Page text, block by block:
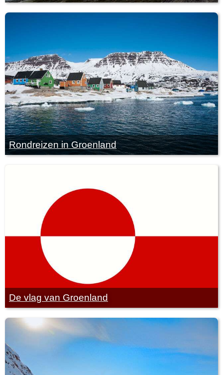
Rondreizen in Groenland
De vlag van Groenland